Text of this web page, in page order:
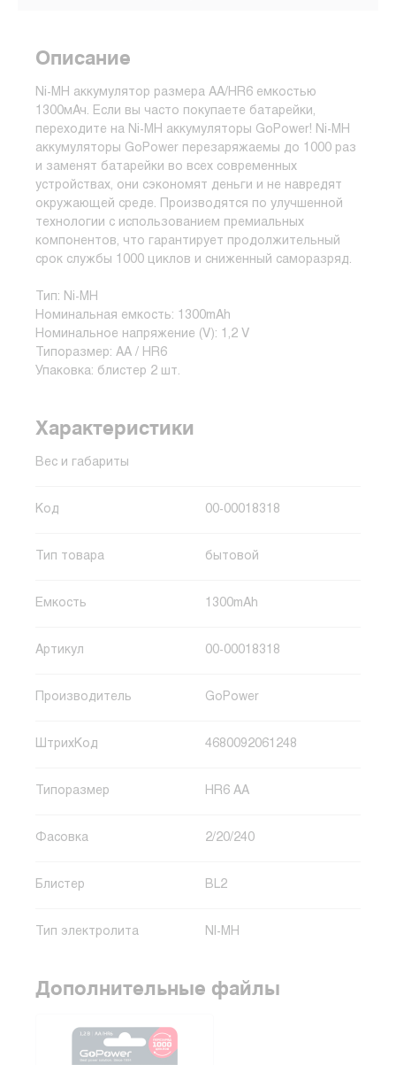
Описание
Ni-MH аккумулятор размера АА/НR6 емкостью
1300мАч. Если вы часто покупаете батарейки,
переходите на Ni-MH аккумуляторы GoPower! Ni-MH
аккумуляторы GoPower перезаряжаемы до 1000 раз
и заменят батарейки во всех современных
устройствах, они сэкономят деньги и не навредят
окружающей среде. Производятся по улучшенной
технологии с использованием премиальных
компонентов, что гарантирует продолжительный
срок службы 1000 циклов и сниженный саморазряд.
Тип: Ni-MH
Номинальная емкость: 1300mAh
Номинальное напряжение (V): 1,2 V
Типоразмер: AA / HR6
Упаковка: блистер 2 шт.
Характеристики
Вес и габариты
Код 00-00018318
Тип товара бытовой
Емкость 1300mAh
Артикул 00-00018318
Производитель GoPower
ШтрихКод 4680092061248
Типоразмер HR6 AA
Фасовка 2/20/240
Блистер BL2
Тип электролита NI-MH
Дополнительные файлы